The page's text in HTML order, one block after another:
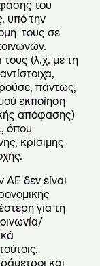
του
υπό την
τους σε
(λ.χ. με τη
πάντως,
εκποίηση
απόφασης)
όπου
κρίσιμης
ΑΕ δεν είναι
για τη
και